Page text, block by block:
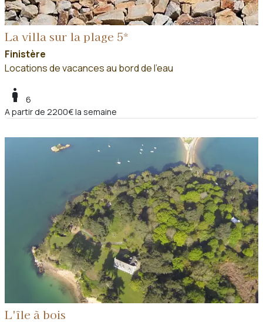
La villa sur la plage 5*
Finistère
Locations de vacances au bord de l'eau
boy
6
A partir de 2200€ la semaine
L'île à bois